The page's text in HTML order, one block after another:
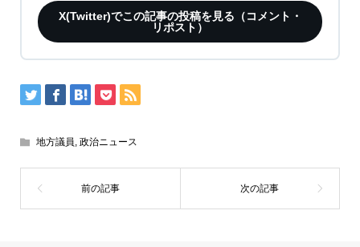
X(Twitter)でこの記事の投稿を見る（コメント・
リポスト）
地方議員, 政治ニュース